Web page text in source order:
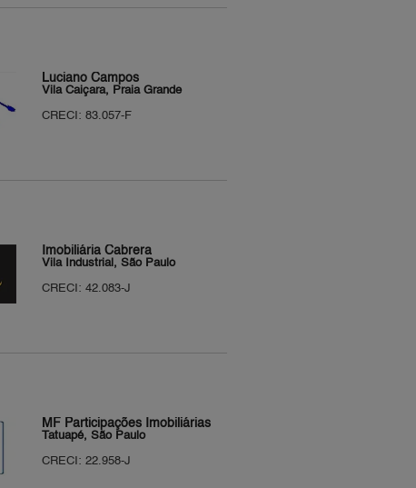
Luciano Campos
Vila Caiçara, Praia Grande
CRECI: 83.057-F
Imobiliária Cabrera
Vila Industrial, São Paulo
CRECI: 42.083-J
MF Participações Imobiliárias
Tatuapé, São Paulo
CRECI: 22.958-J